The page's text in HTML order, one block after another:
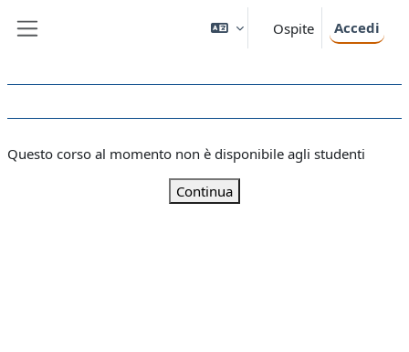
Ospite Accedi
Questo corso al momento non è disponibile agli studenti
Continua